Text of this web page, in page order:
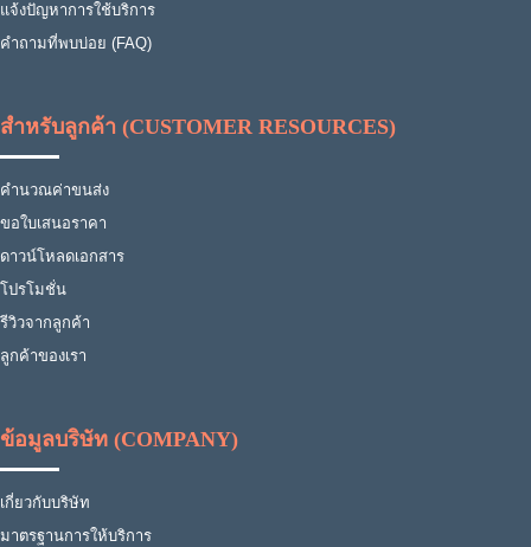
แจ้งปัญหาการใช้บริการ
คำถามที่พบบ่อย (FAQ)
สำหรับลูกค้า (CUSTOMER RESOURCES)
คำนวณค่าขนส่ง
ขอใบเสนอราคา
ดาวน์โหลดเอกสาร
โปรโมชั่น
รีวิวจากลูกค้า
ลูกค้าของเรา
ข้อมูลบริษัท (COMPANY)
เกี่ยวกับบริษัท
มาตรฐานการให้บริการ